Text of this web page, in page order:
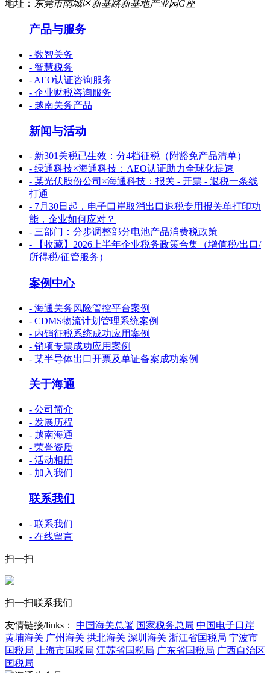
地址： 东莞市南城区新基路新基地产业园G座
产品与服务
- 数智关务
- 智慧税务
- AEO认证咨询服务
- 企业财税咨询服务
- 越南关务产品
新闻与活动
- 新301关税已生效：分4档征税（附豁免产品清单）
- 绿通科技×海通科技：AEO认证助力全球化提速
- 某光伏股份公司×海通科技：报关 - 开票 - 退税一条线
打通
- 7月30日起，电子口岸取消出口退税专用报关单打印功
能，企业如何应对？
- 三部门：分步调整部分电池产品消费税政策
- 【收藏】2026上半年企业税务政策合集（增值税/出口/
所得税/征管服务）
案例中心
- 海通关务风险管控平台案例
- CDMS物流计划管理系统案例
- 内销征税系统成功应用案例
- 销项专票成功应用案例
- 某半导体出口开票及单证备案成功案例
关于海通
- 公司简介
- 发展历程
- 越南海通
- 荣誉资质
- 活动相册
- 加入我们
联系我们
- 联系我们
- 在线留言
扫一扫
扫一扫联系我们
友情链接/links： 中国海关总署 国家税务总局 中国电子口岸
黄埔海关 广州海关 拱北海关 深圳海关 浙江省国税局 宁波市
国税局
上海市国税局 江苏省国税局 广东省国税局 广西自治区
国税局